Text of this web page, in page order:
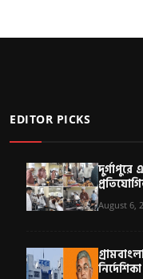
EDITOR PICKS
August 6,